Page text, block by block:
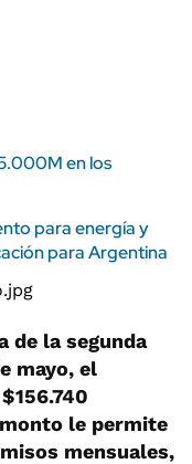
en los
para energía y
para Argentina
de la segunda
mayo, el
le permite
mensuales,